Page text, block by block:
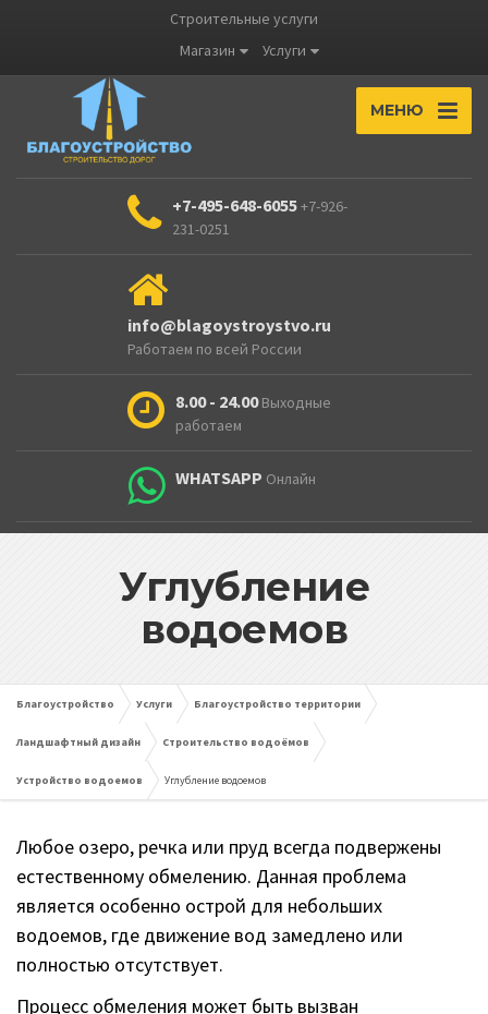
Строительные услуги
Магазин
Услуги
МЕНЮ
+7-495-648-6055+7-926-
231-0251
info@blagoystroystvo.ru
Работаем по всей России
8.00 - 24.00 Выходные
работаем
WHATSAPP Онлайн
Углубление
водоемов
Благоустройство Услуги Благоустройство территории
Ландшафтный дизайн Строительство водоёмов
Устройство водоемов Углубление водоемов
Любое озеро, речка или пруд всегда подвержены
естественному обмелению. Данная проблема
является особенно острой для небольших
водоемов, где движение вод замедлено или
полностью отсутствует.
Процесс обмеления может быть вызван